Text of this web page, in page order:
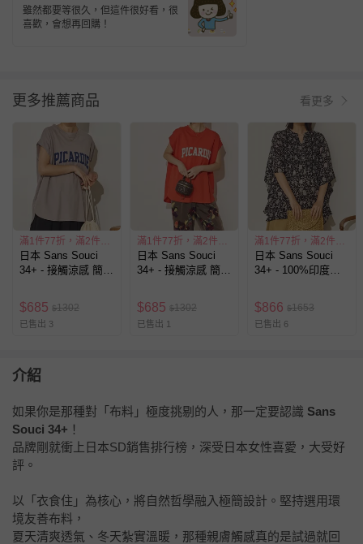
語法式袖上衣-白
雖然都要等很久，但這件很好看，很
喜歡，會想再回購！
更多推薦商品 看更多
滿1件77折，滿2件55折
日本 Sans Souci
34+ - 接觸涼感 簡約
棕
$685 $1302
已售出 3
滿1件77折，滿2件55折
日本 Sans Souci
34+ - 接觸涼感 簡約
$685 $1302
已售出 1
滿1件77折，滿2件55折
日本 Sans Souci
34+ - 100%印度棉
花草-黑白
$866 $1653
已售出 6
介紹
如果你是那種對「布料」極度挑剔的人，那一定要認識 Sans
Souci 34+ ！
品牌剛就衝上日本SD銷售排行榜，深受日本女性喜愛，大受好
評。
以「衣食住」為核心，將自然哲學融入極簡設計。堅持選用環
境友善布料，
夏天清爽透氣、冬天紮實溫暖，那種親膚觸感真的是試過就回